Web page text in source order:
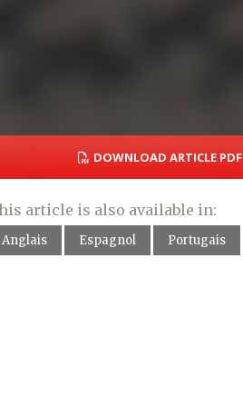
DOWNLOAD ARTICLE PDF
article is also available in:
Anglais Espagnol Portugais